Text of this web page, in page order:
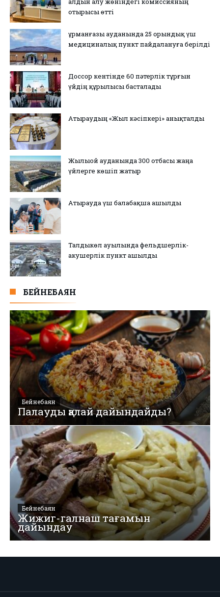
отырысы өтті
Құрманғазы ауданында 25 орындық үш
медициналық пункт пайдалануға берілді
Доссор кентінде 60 пәтерлік тұрғын
үйдің құрылысы басталады
Атыраудың «Жыл кәсіпкері» анықталды
Жылыой ауданында 300 отбасы жаңа
үйлерге көшіп жатыр
Атырауда үш балабақша ашылды
Талдыкөл ауылында фельдшерлік-
акушерлік пункт ашылды
БЕЙНЕБАЯН
Бейнебаян
Палауды қалай дайындайды?
Бейнебаян
Жижиг-галнаш тағамын
дайындау